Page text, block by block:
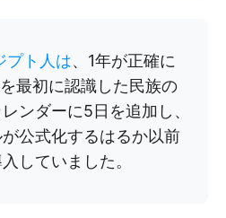
プト人は、1年が正確に
最初に認識した民族の
ンダーに5日を追加し、
公式化するはるか以前
していました。